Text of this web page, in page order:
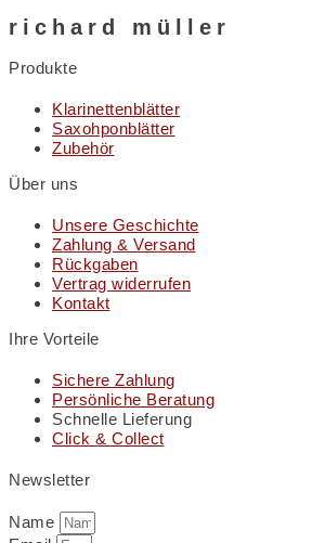
richard müller
Produkte
Klarinettenblätter
Saxohponblätter
Zubehör
Über uns
Unsere Geschichte
Zahlung & Versand
Rückgaben
Vertrag widerrufen
Kontakt
Ihre Vorteile
Sichere Zahlung
Persönliche Beratung
Schnelle Lieferung
Click & Collect
Newsletter
Name